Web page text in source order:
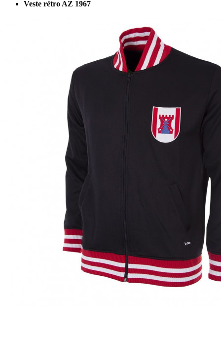
Veste rétro AZ 1967